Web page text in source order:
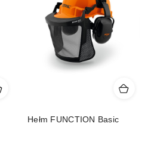
Hełm FUNCTION Basic